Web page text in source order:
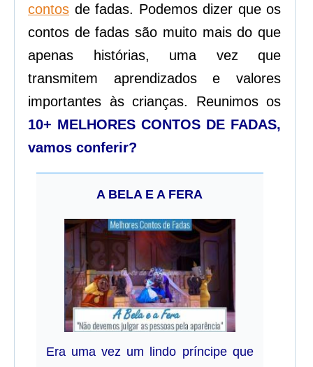
contos de fadas. Podemos dizer que os
contos de fadas são muito mais do que
apenas histórias, uma vez que
transmitem aprendizados e valores
importantes às crianças. Reunimos os
10+ MELHORES CONTOS DE FADAS,
vamos conferir?
A BELA E A FERA
Era uma vez um lindo príncipe que